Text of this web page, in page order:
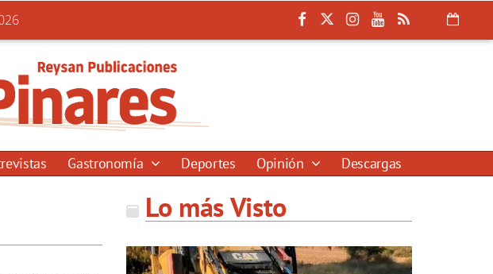
Gastronomía Deportes Opinión Descargas
Lo más Visto